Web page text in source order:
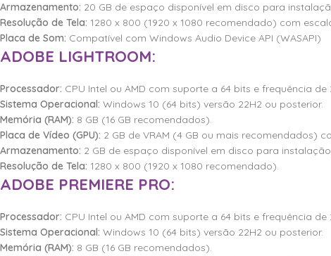
Armazenamento: 20 GB de espaço disponível em disco para
Resolução de Tela: 1280 x 800 (1920 x 1080 recomendado) com
Placa de Som: Compatível com Windows Audio Device API (WASAPI)
ADOBE LIGHTROOM:
Processador: CPU Intel ou AMD com suporte a 64 bits e frequência de
Sistema Operacional: Windows 10 (64 bits) versão 22H2 ou posterior.
Memória (RAM): 8 GB (16 GB recomendados).
Placa de Vídeo (GPU): 2 GB de VRAM (4 GB ou mais recomendados)
Armazenamento: 2 GB de espaço disponível em disco para
Resolução de Tela: 1280 x 800 (1920 x 1080 recomendado).
ADOBE PREMIERE PRO:
Processador: CPU Intel ou AMD com suporte a 64 bits e frequência de
Sistema Operacional: Windows 10 (64 bits) versão 22H2 ou posterior.
Memória (RAM): 8 GB (16 GB recomendados).